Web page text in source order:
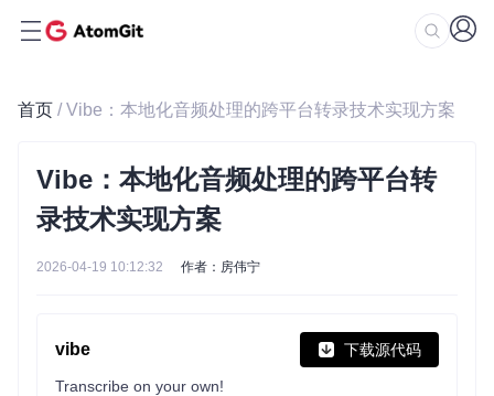
首页 / Vibe：本地化音频处理的跨平台转录技术实现方案
Vibe：本地化音频处理的跨平台转
录技术实现方案
2026-04-19 10:12:32 作者：房伟宁
vibe 下载源代码
Transcribe on your own!